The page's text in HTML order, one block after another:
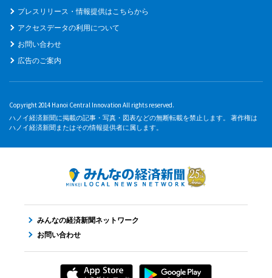
プレスリリース・情報提供はこちらから
アクセスデータの利用について
お問い合わせ
広告のご案内
Copyright 2014 Hanoi Central Innovation All rights reserved.
ハノイ経済新聞に掲載の記事・写真・図表などの無断転載を禁止します。 著作権は
ハノイ経済新聞またはその情報提供者に属します。
みんなの経済新聞ネットワーク
お問い合わせ